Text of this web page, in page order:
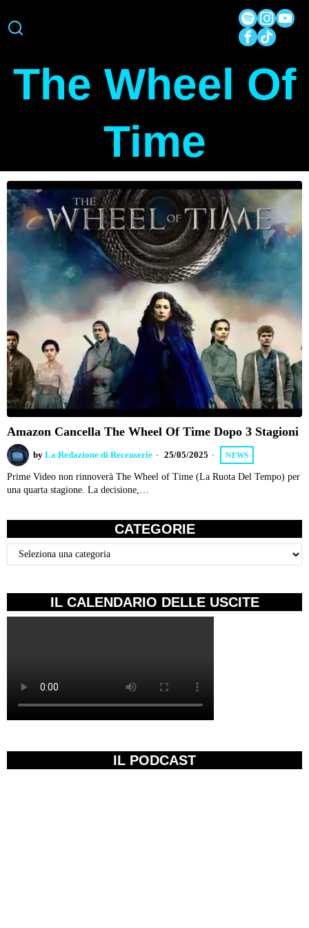
The Wheel Of
Time
Amazon Cancella The Wheel Of Time Dopo 3 Stagioni
by La Redazione di Recenserie 25/05/2025 NEWS
Prime Video non rinnoverà The Wheel of Time (La Ruota Del Tempo) per
una quarta stagione. La decisione,…
CATEGORIE
Categorie
IL CALENDARIO DELLE USCITE
IL PODCAST